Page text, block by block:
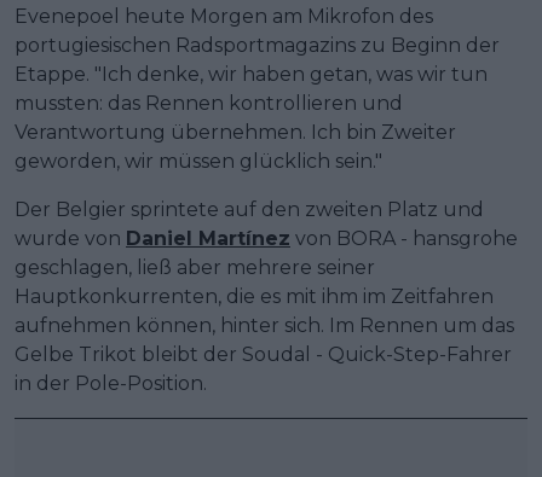
Evenepoel heute Morgen am Mikrofon des
portugiesischen Radsportmagazins zu Beginn der
Etappe. "Ich denke, wir haben getan, was wir tun
mussten: das Rennen kontrollieren und
Verantwortung übernehmen. Ich bin Zweiter
geworden, wir müssen glücklich sein."
Der Belgier sprintete auf den zweiten Platz und
wurde von Daniel Martínez von BORA - hansgrohe
geschlagen, ließ aber mehrere seiner
Hauptkonkurrenten, die es mit ihm im Zeitfahren
aufnehmen können, hinter sich. Im Rennen um das
Gelbe Trikot bleibt der Soudal - Quick-Step-Fahrer
in der Pole-Position.